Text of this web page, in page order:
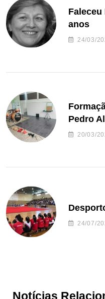
Faleceu
anos
24/03/
Pedro
20/03/
24/07/
Notícias